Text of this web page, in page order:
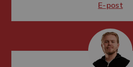
E-post